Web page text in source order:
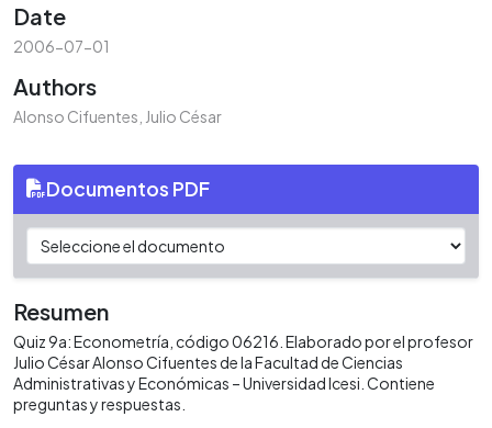
Date
2006-07-01
Authors
Alonso Cifuentes, Julio César
Documentos PDF
Resumen
Quiz 9a: Econometría, código 06216. Elaborado por el profesor
Julio César Alonso Cifuentes de la Facultad de Ciencias
Administrativas y Económicas – Universidad Icesi. Contiene
preguntas y respuestas.